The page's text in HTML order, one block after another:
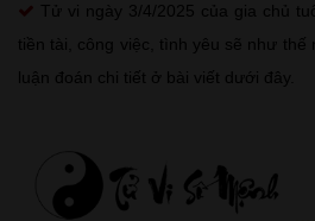
Tử vi ngày 3/4/2025 của gia chủ
tiền tài, công việc, tình yêu sẽ như thế
luận đoán chi tiết ở bài viết dưới đây.